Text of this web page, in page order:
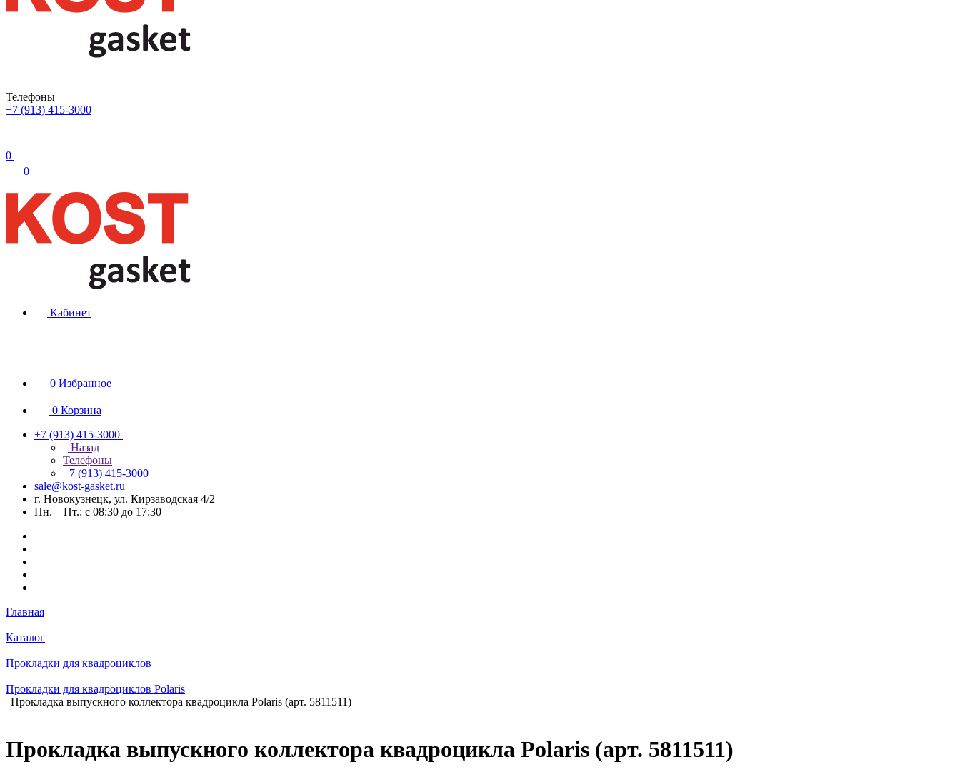
Телефоны
+7 (913) 415-3000
0
0
Кабинет
0 Избранное
0 Корзина
+7 (913) 415-3000
Назад
Телефоны
+7 (913) 415-3000
sale@kost-gasket.ru
г. Новокузнецк, ул. Кирзаводская 4/2
Пн. – Пт.: с 08:30 до 17:30
Главная
Каталог
Прокладки для квадроциклов
Прокладки для квадроциклов Polaris
Прокладка выпускного коллектора квадроцикла Polaris (арт. 5811511)
Прокладка выпускного коллектора квадроцикла Polaris (арт. 5811511)